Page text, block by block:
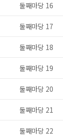
둘째마당 16
둘째마당 17
둘째마당 18
둘째마당 19
둘째마당 20
둘째마당 21
둘째마당 22